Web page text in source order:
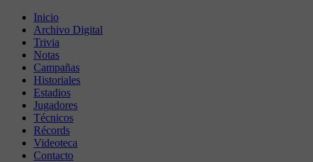
Inicio
Archivo Digital
Trivia
Notas
Campañas
Historiales
Estadios
Jugadores
Técnicos
Récords
Videoteca
Contacto